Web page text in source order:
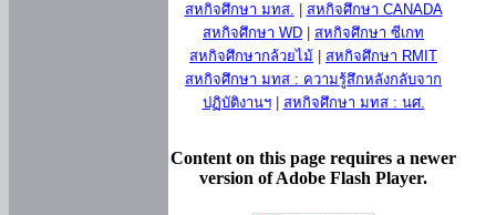
สหกิจศึกษา มทส.
สหกิจศึกษา CANADA
สหกิจศึกษา WD
สหกิจศึกษา ซีเกท
สหกิจศึกษากล้วยไม้
สหกิจศึกษา RMIT
สหกิจศึกษา มทส : ความรู้สึกหลังกลับจาก
ปฏิบัติงานฯ| สหกิจศึกษา มทส : นศ.
Content on this page requires a newer
version of Adobe Flash Player.